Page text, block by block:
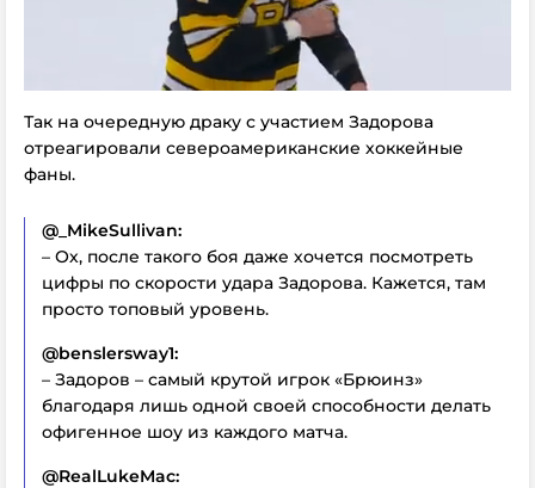
Так на очередную драку с участием Задорова
отреагировали североамериканские хоккейные
фаны.
@_MikeSullivan:
– Ох, после такого боя даже хочется посмотреть
цифры по скорости удара Задорова. Кажется, там
просто топовый уровень.
@benslersway1:
– Задоров – самый крутой игрок «Брюинз»
благодаря лишь одной своей способности делать
офигенное шоу из каждого матча.
@RealLukeMac: